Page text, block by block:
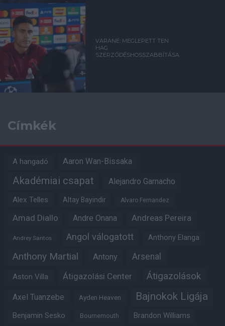
VARANE: MEGLEPETT TEN
HAG
SZERZŐDÉSHOSSZABBÍTÁSA
Címkék
A hangadó Aaron Wan-Bissaka
Akadémiai csapat Alejandro Garnacho
Alex Telles Altay Bayindir Alvaro Fernandez
Amad Diallo Andre Onana Andreas Pereira
Andrey Santos Angol válogatott Anthony Elanga
Anthony Martial Antony Arsenal
Aston Villa Átigazolási Center Átigazolások
Axel Tuanzebe Ayden Heaven Bajnokok Ligája
Benjamin Sesko Bournemouth Brandon Williams